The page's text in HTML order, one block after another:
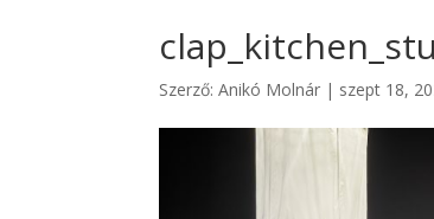
Szerző:Anikó Molnár | szept 18,